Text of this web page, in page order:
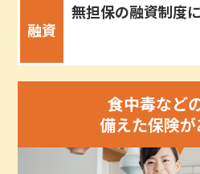
融資
無担保の融資制度
食中毒など
備えた保険